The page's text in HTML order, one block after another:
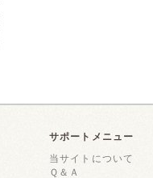
サポートメニュー
当サイトについて
Ｑ＆Ａ